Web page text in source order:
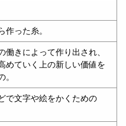
作った糸。
働きによって作り出され、
めていく上の新しい価値を
。
で文字や絵をかくための